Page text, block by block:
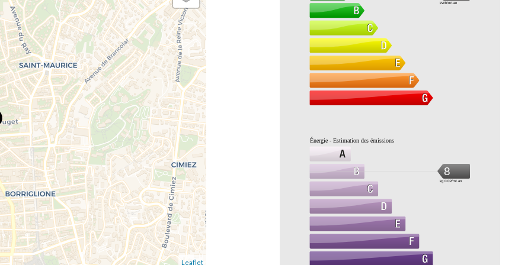
Leaflet
kWh/m².an
Énergie - Estimation des émissions
8
kg CO2/m².an